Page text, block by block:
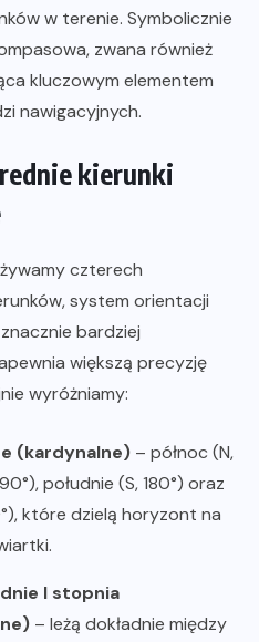
w terenie. Symbolicznie
zwana również
kluczowym elementem
nawigacyjnych.
kierunki
czterech
system orientacji
bardziej
większą precyzję
wyróżniamy:
(kardynalne) – północ (N,
południe (S, 180°) oraz
które dzielą horyzont na
I stopnia
– leżą dokładnie między